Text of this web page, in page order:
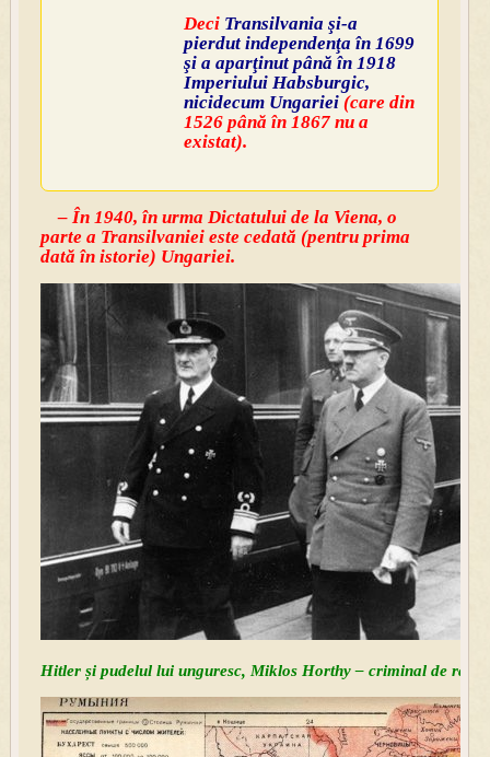
Deci Transilvania şi-a
pierdut independenţa în 1699
şi a aparţinut până în 1918
Imperiului Habsburgic,
nicidecum Ungariei(care din
1526 până în 1867 nu a
existat).
– În 1940, în urma Dictatului de la Viena, o
parte a Transilvaniei este cedată (pentru prima
dată în istorie) Ungariei.
Hitler și pudelul lui unguresc, Miklos Horthy – criminal de